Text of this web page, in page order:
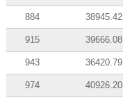
884 38945.42
915 39666.08
943 36420.79
974 40926.20